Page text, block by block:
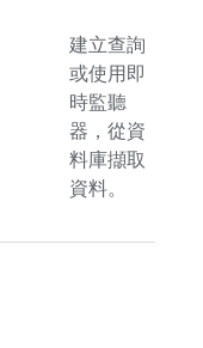
建立查詢
或使用即
時監聽
器，從資
料庫擷取
資料。